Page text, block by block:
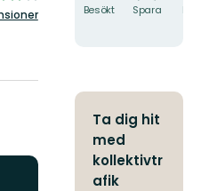
Besökt Spara
Ta dig hit
med
kollektivtr
afik